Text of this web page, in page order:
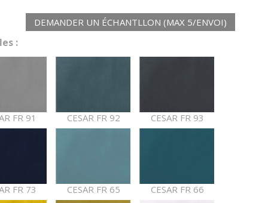
DEMANDER UN ÉCHANTLLON (MAX 5/ENVOI)
:
FR 91 CESAR FR 92 CESAR FR 93
FR 73 CESAR FR 65 CESAR FR 66